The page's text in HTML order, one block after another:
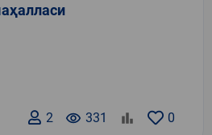
0
remove_red_eye 331
2